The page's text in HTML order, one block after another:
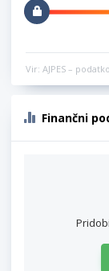
Vir: AJPES –
Finančni